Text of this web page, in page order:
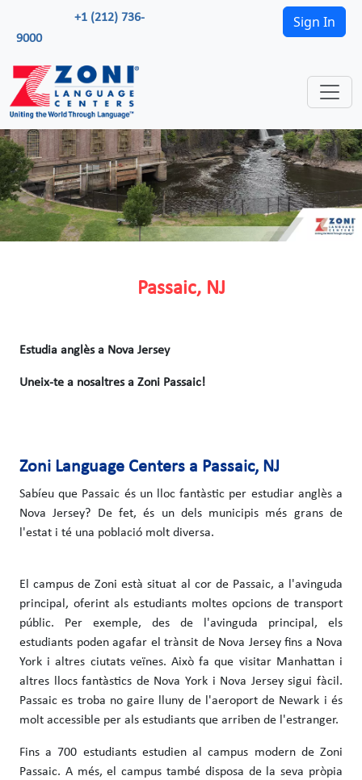
+1 (212) 736-
9000
Sign In
Passaic, NJ
Estudia anglès a Nova Jersey
Uneix-te a nosaltres a Zoni Passaic!
Zoni Language Centers a Passaic, NJ
Sabíeu que Passaic és un lloc fantàstic per estudiar anglès a
Nova Jersey? De fet, és un dels municipis més grans de
l'estat i té una població molt diversa.
El campus de Zoni està situat al cor de Passaic, a l'avinguda
principal, oferint als estudiants moltes opcions de transport
públic. Per exemple, des de l'avinguda principal, els
estudiants poden agafar el trànsit de Nova Jersey fins a Nova
York i altres ciutats veïnes. Això fa que visitar Manhattan i
altres llocs fantàstics de Nova York i Nova Jersey sigui fàcil.
Passaic es troba no gaire lluny de l'aeroport de Newark i és
molt accessible per als estudiants que arriben de l'estranger.
Fins a 700 estudiants estudien al campus modern de Zoni
Passaic. A més, el campus també disposa de la seva pròpia